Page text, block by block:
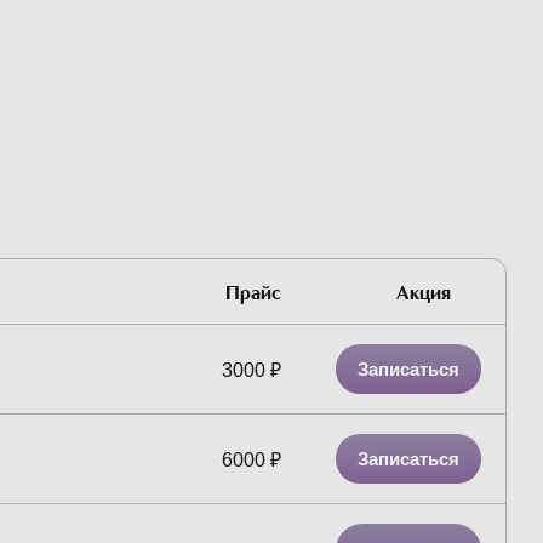
Прайс Акция
3000 ₽ Записаться
6000 ₽ Записаться